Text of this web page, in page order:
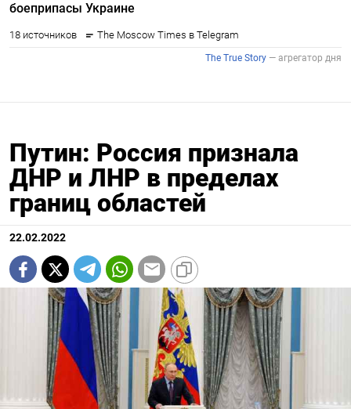
Путин: Россия признала
ДНР и ЛНР в пределах
границ областей
22.02.2022